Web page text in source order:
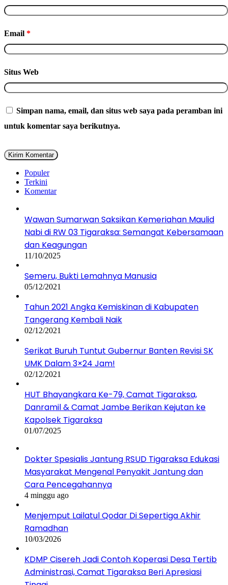
Email *
Situs Web
Simpan nama, email, dan situs web saya pada peramban ini
untuk komentar saya berikutnya.
Populer
Terkini
Komentar
Wawan Sumarwan Saksikan Kemeriahan Maulid
Nabi di RW 03 Tigaraksa: Semangat Kebersamaan
dan Keagungan
11/10/2025
Semeru, Bukti Lemahnya Manusia
05/12/2021
Tahun 2021 Angka Kemiskinan di Kabupaten
Tangerang Kembali Naik
02/12/2021
Serikat Buruh Tuntut Gubernur Banten Revisi SK
UMK Dalam 3×24 Jam!
02/12/2021
HUT Bhayangkara Ke-79, Camat Tigaraksa,
Danramil & Camat Jambe Berikan Kejutan ke
Kapolsek Tigaraksa
01/07/2025
Dokter Spesialis Jantung RSUD Tigaraksa Edukasi
Masyarakat Mengenal Penyakit Jantung dan
Cara Pencegahannya
4 minggu ago
Menjemput Lailatul Qodar Di Sepertiga Akhir
Ramadhan
10/03/2026
KDMP Cisereh Jadi Contoh Koperasi Desa Tertib
Administrasi, Camat Tigaraksa Beri Apresiasi